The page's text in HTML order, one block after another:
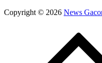
Copyright © 2026 News